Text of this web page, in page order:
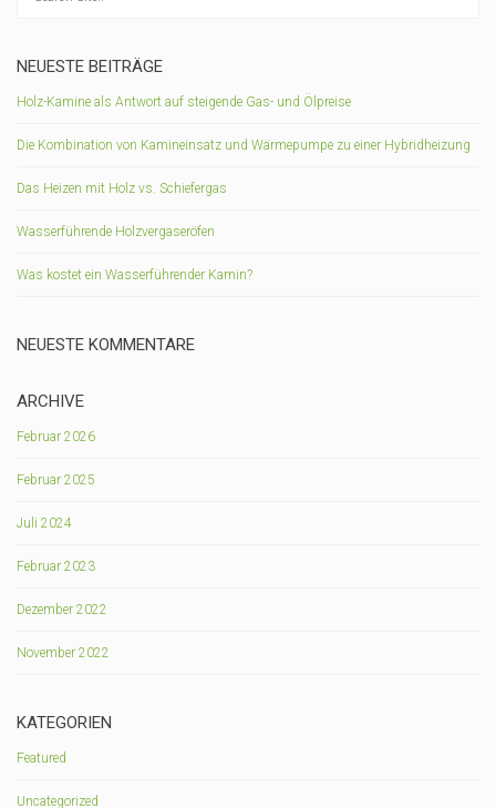
NEUESTE BEITRÄGE
Holz-Kamine als Antwort auf steigende Gas- und Ölpreise
Die Kombination von Kamineinsatz und Wärmepumpe zu einer Hybridheizung
Das Heizen mit Holz vs. Schiefergas
Wasserführende Holzvergaseröfen
Was kostet ein Wasserführender Kamin?
NEUESTE KOMMENTARE
ARCHIVE
Februar 2026
Februar 2025
Juli 2024
Februar 2023
Dezember 2022
November 2022
KATEGORIEN
Featured
Uncategorized